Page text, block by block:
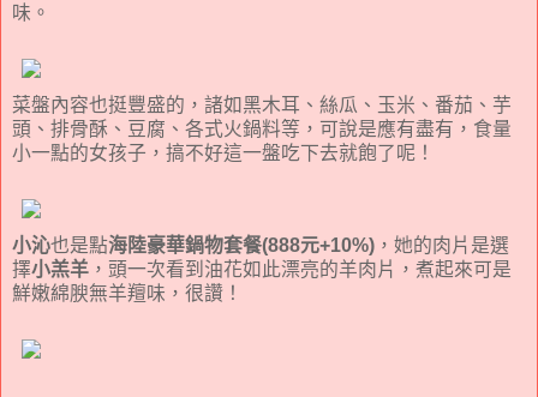
味。
菜盤內容也挺豐盛的，諸如黑木耳、絲瓜、玉米、番茄、芋
頭、排骨酥、豆腐、各式火鍋料等，可說是應有盡有，食量
小一點的女孩子，搞不好這一盤吃下去就飽了呢！
小沁也是點海陸豪華鍋物套餐(888元+10%) ，她的肉片是選
擇小羔羊 ，頭一次看到油花如此漂亮的羊肉片，煮起來可是
鮮嫩綿腴無羊羶味，很讚！